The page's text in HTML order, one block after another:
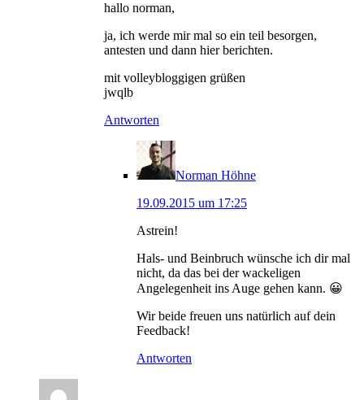
hallo norman,
ja, ich werde mir mal so ein teil besorgen,
antesten und dann hier berichten.
mit volleybloggigen grüßen
jwqlb
Antworten
Norman Höhne
19.09.2015 um 17:25
Astrein!
Hals- und Beinbruch wünsche ich dir mal
nicht, da das bei der wackeligen
Angelegenheit ins Auge gehen kann. 😀
Wir beide freuen uns natürlich auf dein
Feedback!
Antworten